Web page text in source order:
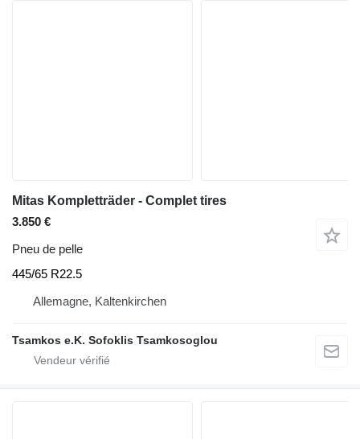
Mitas Kompletträder - Complet tires
3.850 €
Pneu de pelle
445/65 R22.5
Allemagne, Kaltenkirchen
Tsamkos e.K. Sofoklis Tsamkosoglou